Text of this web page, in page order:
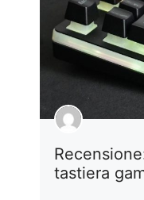
tastiera